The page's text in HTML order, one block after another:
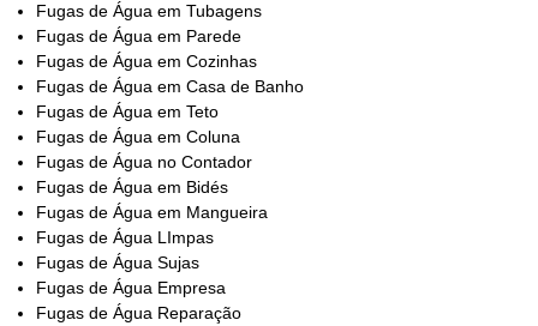
Fugas de Água em Tubagens
Fugas de Água em Parede
Fugas de Água em Cozinhas
Fugas de Água em Casa de Banho
Fugas de Água em Teto
Fugas de Água em Coluna
Fugas de Água no Contador
Fugas de Água em Bidés
Fugas de Água em Mangueira
Fugas de Água LImpas
Fugas de Água Sujas
Fugas de Água Empresa
Fugas de Água Reparação